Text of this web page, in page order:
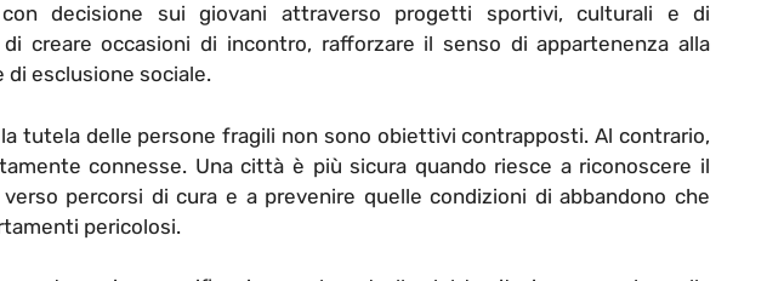
decisione sui giovani attraverso progetti sportivi, culturali e di
creare occasioni di incontro, rafforzare il senso di appartenenza alla
esclusione sociale.
tutela delle persone fragili non sono obiettivi contrapposti. Al contrario,
connesse. Una città è più sicura quando riesce a riconoscere il
percorsi di cura e a prevenire quelle condizioni di abbandono che
pericolosi.